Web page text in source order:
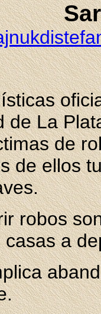
de La
de
de ellos
robos
a